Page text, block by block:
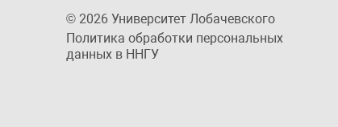
© 2026 Университет Лобачевского
Политика обработки персональных
данных в ННГУ